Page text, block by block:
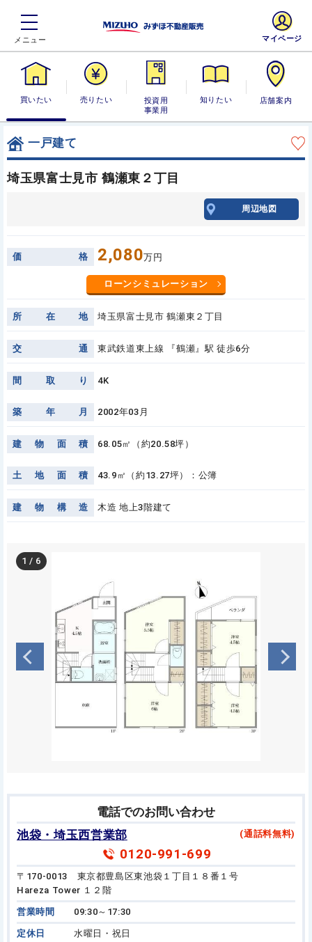
買いたい 売りたい
投資用・事業
用
知りたい 店舗案内
マイページ
一戸建て
埼玉県富士見市 鶴瀬東２丁目
周辺地図
価 格 2,080万円
ローンシミュレーション
所 在 地 埼玉県富士見市 鶴瀬東２丁目
交 通 東武鉄道東上線 『鶴瀬』駅 徒歩6分
間 取 り 4K
築 年 月 2002年03月
建 物 面 積 68.05㎡（約20.58坪）
土 地 面 積 43.9㎡（約13.27坪）：公簿
建 物 構 造 木造 地上3階建て
1 / 6
電話でのお問い合わせ
池袋・埼玉西営業部
(通話料無料)
0120-991-699
〒170-0013 東京都豊島区東池袋１丁目１８番１号
Hareza Tower １２階
営業時間 09:30～17:30
定休日 水曜日・祝日